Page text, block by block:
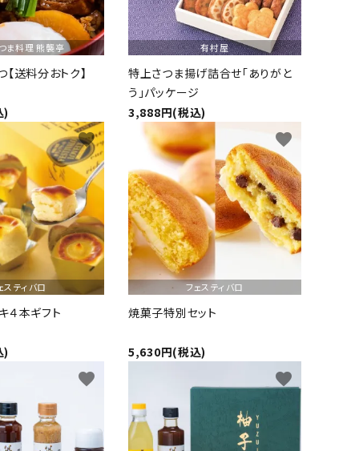
ま料理 熊襲亭
送料分おトク】
)
有村屋
特上さつま揚げ詰合せ「ありがと
う」パッケージ
3,888円(税込)
スティバロ
４本ギフト
)
favorite
フェスティバロ
焼菓子特別セット
5,630円(税込)
favorite
favorite favorite